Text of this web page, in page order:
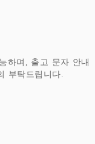
하며, 출고 문자 안내
부탁드립니다.